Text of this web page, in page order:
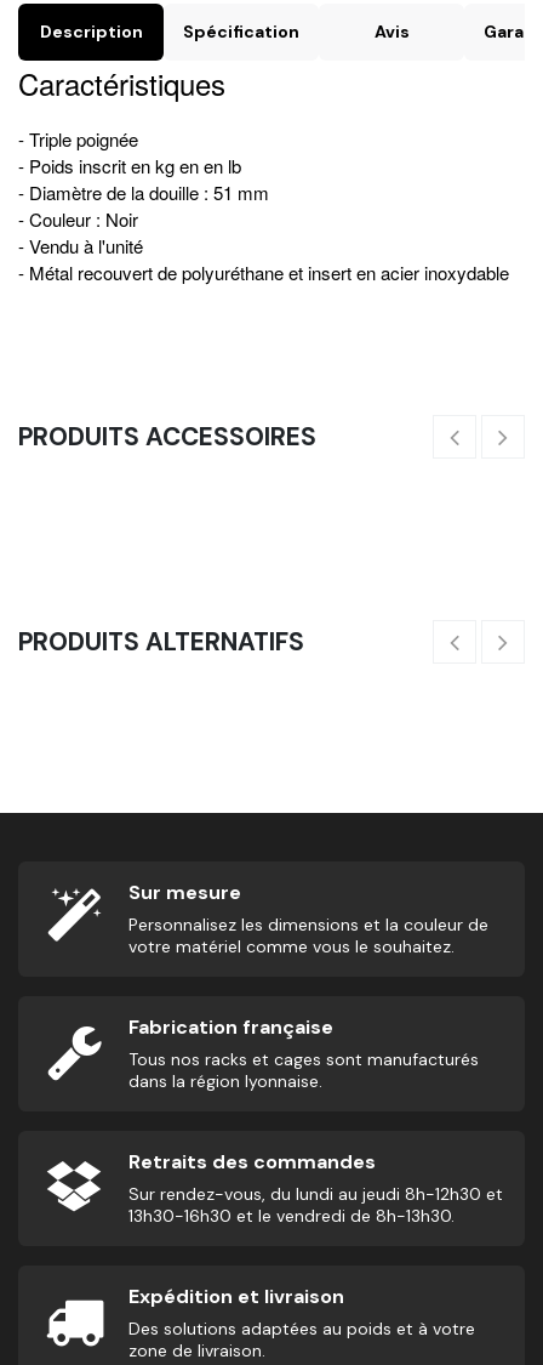
Description Spécification Avis
Caractéristiques
- Triple poignée
- Poids inscrit en kg en en lb
- Diamètre de la douille : 51 mm
- Couleur : Noir
- Vendu à l'unité
- Métal recouvert de polyuréthane et insert en acier inoxydable
PRODUITS ACCESSOIRES
PRODUITS ALTERNATIFS
Sur mesure
Personnalisez les dimensions et la couleur de
votre matériel comme vous le souhaitez.
Fabrication française
Tous nos racks et cages sont manufacturés
dans la région lyonnaise.
Retraits des commandes
Sur rendez-vous, du lundi au jeudi 8h-12h30 et
13h30-16h30 et le vendredi de 8h-13h30.
Expédition et livraison
Des solutions adaptées au poids et à votre
zone de livraison.